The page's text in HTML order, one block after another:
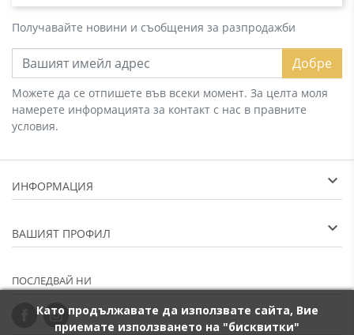
Като продължавате да използвате сайта, Вие
приемате използването на "бисквитки"
Получавайте новини и съобщения за разпродажби
Добре
Можете да се отпишете във всеки момент. За целта моля
намерете информацията за контакт с нас в правните
условия.
ИНФОРМАЦИЯ
ВАШИЯТ ПРОФИЛ
ПОСЛЕДВАЙ НИ